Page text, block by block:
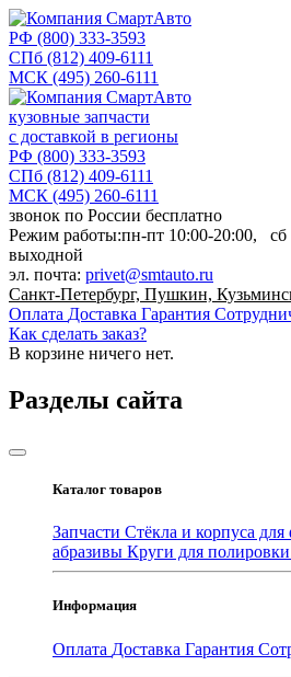
РФ (800) 333-3593
СПб (812) 409-6111
МСК (495) 260-6111
кузовные запчасти
с доставкой в регионы
РФ (800) 333-3593
СПб (812) 409-6111
МСК (495) 260-6111
звонок по России бесплатно
Режим работы:пн-пт 10:00-20:00, сб
выходной
эл. почта: privet@smtauto.ru
Санкт-Петербург, Пушкин,
Оплата Доставка Гарантия
Как сделать заказ?
В корзине ничего нет.
Разделы сайта
Каталог товаров
Запчасти Стёкла и корпуса для
абразивы Круги для полировки
Информация
Оплата Доставка Гарантия